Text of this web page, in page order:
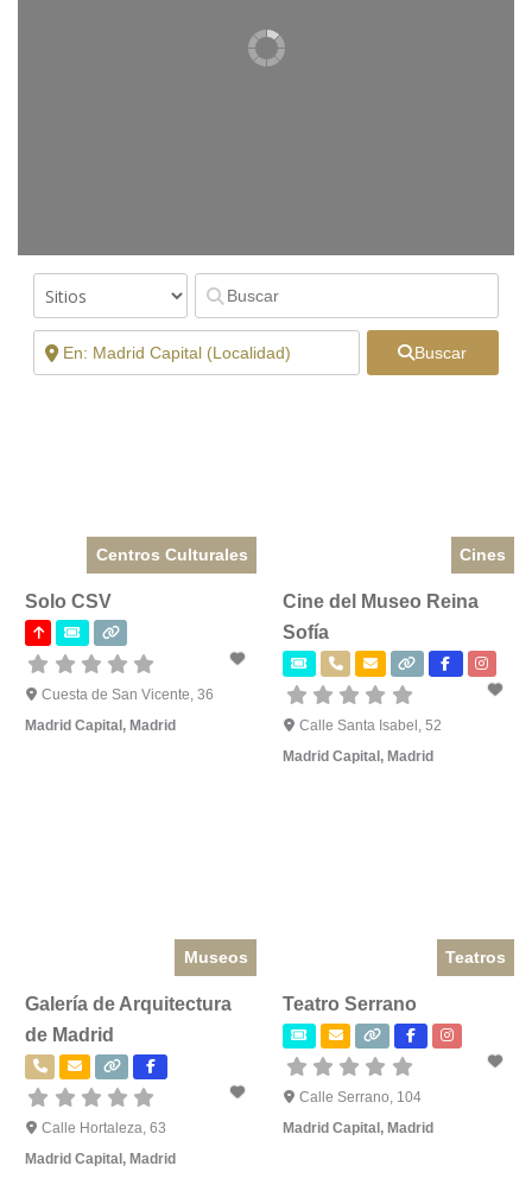
Buscar
Centros Culturales
Solo CSV
Cuesta de San Vicente, 36
Madrid Capital, Madrid
Cines
Cine del Museo Reina
Sofía
Calle Santa Isabel, 52
Madrid Capital,Madrid
Museos
Galería de Arquitectura
de Madrid
Calle Hortaleza, 63
Madrid Capital , Madrid
Teatros
Teatro Serrano
Calle Serrano, 104
Madrid Capital , Madrid